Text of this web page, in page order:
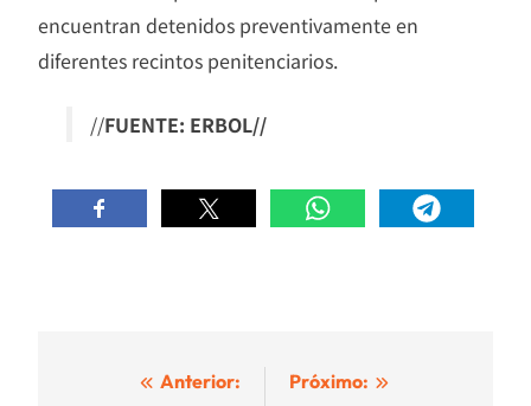
encuentran detenidos preventivamente en
diferentes recintos penitenciarios.
//FUENTE: ERBOL//
Navegación
Anterior:
Próximo: